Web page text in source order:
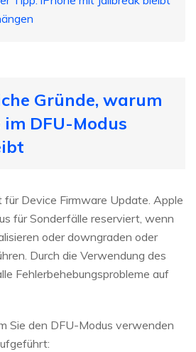
Gründe, warum
DFU-Modus
Device Firmware Update. Apple
für Sonderfälle reserviert, wenn
oder downgraden oder
Durch die Verwendung des
Fehlerbehebungsprobleme auf
Sie den DFU-Modus verwenden